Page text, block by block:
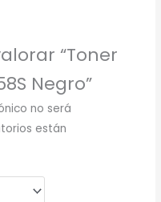
“Toner
Negro”
no será
están